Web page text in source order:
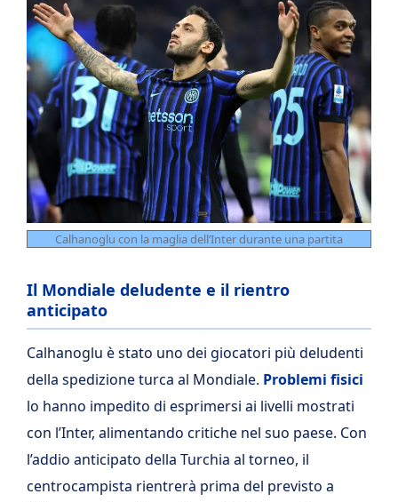
Calhanoglu con la maglia dell’Inter durante una partita
Il Mondiale deludente e il rientro
anticipato
Calhanoglu è stato uno dei giocatori più deludenti
della spedizione turca al Mondiale. Problemi fisici
lo hanno impedito di esprimersi ai livelli mostrati
con l’Inter, alimentando critiche nel suo paese. Con
l’addio anticipato della Turchia al torneo, il
centrocampista rientrerà prima del previsto a